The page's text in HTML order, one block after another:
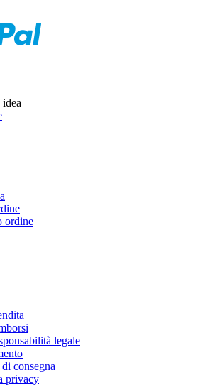
ordine
legale
consegna
privacy